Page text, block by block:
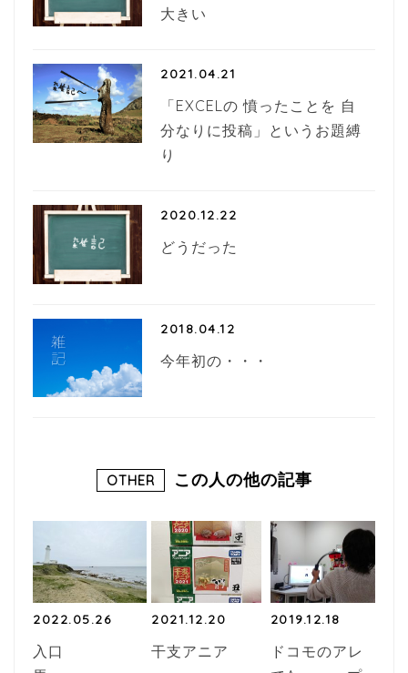
大きい
2021.04.21
「EXCELの 憤ったことを 自
分なりに投稿」というお題縛
り
2020.12.22
どうだった
2018.04.12
今年初の・・・
OTHER この人の他の記事
2022.05.26
入口
2021.12.20
干支アニア
2019.12.18
ドコモのアレ